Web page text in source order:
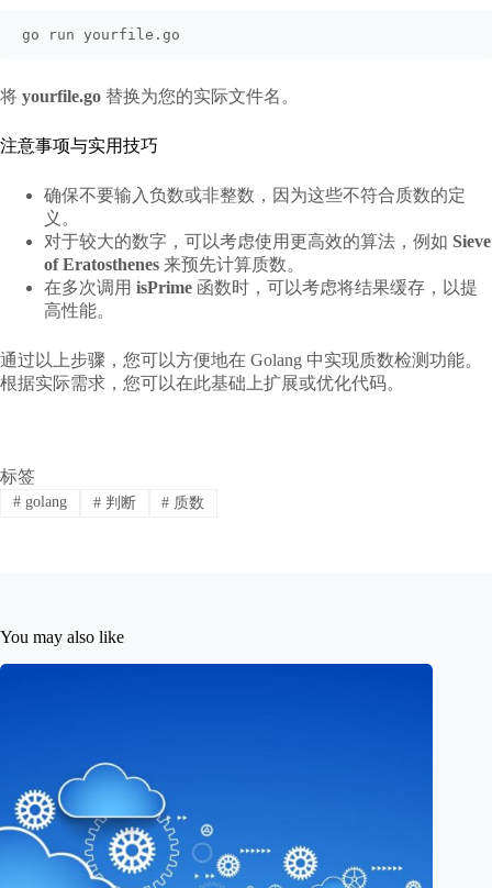
go run yourfile.go
将 yourfile.go 替换为您的实际文件名。
注意事项与实用技巧
确保不要输入负数或非整数，因为这些不符合质数的定
义。
对于较大的数字，可以考虑使用更高效的算法，例如 Sieve
of Eratosthenes 来预先计算质数。
在多次调用 isPrime 函数时，可以考虑将结果缓存，以提
高性能。
通过以上步骤，您可以方便地在 Golang 中实现质数检测功能。
根据实际需求，您可以在此基础上扩展或优化代码。
标签
#golang #判断 # 质数
You may also like